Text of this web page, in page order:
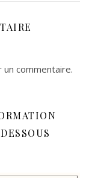
un commentaire.